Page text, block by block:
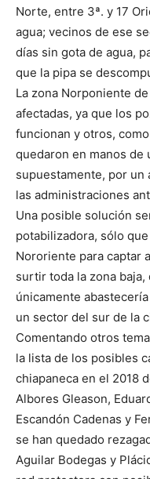
Norte, entre 3ª. y 17
agua; vecinos de ese
días sin gota de agua,
que la pipa se
La zona Norponiente
afectadas, ya que los
funcionan y otros,
quedaron en manos de
supuestamente, por un
las administraciones
Una posible solución
potabilizadora, sólo
Nororiente para captar
surtir toda la zona baja,
únicamente
un sector del sur de la
Comentando otros
la lista de los posibles
chiapaneca en el 2018
Albores Gleason,
Escandón Cadenas y
se han quedado
Aguilar Bodegas y